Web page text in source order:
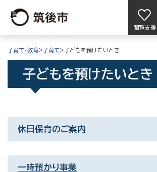
閲覧支援
子育て・教育>子育て>子どもを預けたいとき
子どもを預けたいとき
休日保育のご案内
一時預かり事業